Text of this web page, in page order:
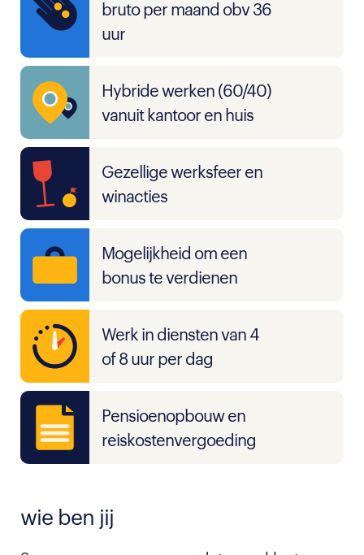
bruto per maand obv 36
uur
Hybride werken (60/40)
vanuit kantoor en huis
Gezellige werksfeer en
winacties
Mogelijkheid om een
bonus te verdienen
Werk in diensten van 4
of 8 uur per dag
Pensioenopbouw en
reiskostenvergoeding
wie ben jij